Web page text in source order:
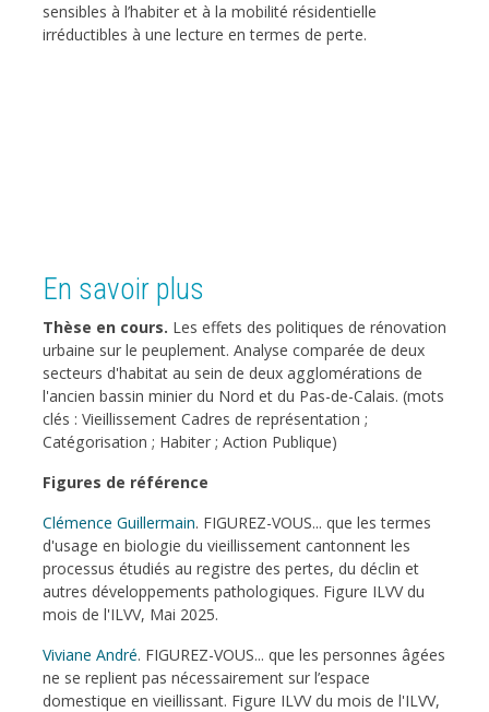
sensibles à l’habiter et à la mobilité résidentielle
irréductibles à une lecture en termes de perte.
En savoir plus
Thèse en cours. Les effets des politiques de rénovation
urbaine sur le peuplement. Analyse comparée de deux
secteurs d'habitat au sein de deux agglomérations de
l'ancien bassin minier du Nord et du Pas-de-Calais. (mots
clés : Vieillissement Cadres de représentation ;
Catégorisation ; Habiter ; Action Publique)
Figures de référence
Clémence Guillermain. FIGUREZ-VOUS... que les termes
d'usage en biologie du vieillissement cantonnent les
processus étudiés au registre des pertes, du déclin et
autres développements pathologiques. Figure ILVV du
mois de l'ILVV, Mai 2025.
Viviane André. FIGUREZ-VOUS... que les personnes âgées
ne se replient pas nécessairement sur l’espace
domestique en vieillissant. Figure ILVV du mois de l'ILVV,